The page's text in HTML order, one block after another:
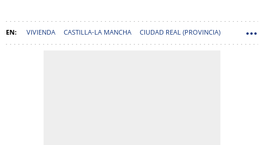
VIVIENDA CASTILLA-LA MANCHA CIUDAD REAL (PROVINCIA)